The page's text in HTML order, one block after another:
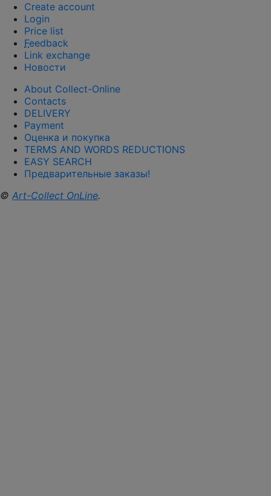
Create account
Login
Price list
Feedback
Link exchange
Новости
About Collect-Online
Contacts
DELIVERY
Payment
Оценка и покупка
TERMS AND WORDS REDUCTIONS
EASY SEARCH
Предварительные заказы!
© Art-Collect OnLine.